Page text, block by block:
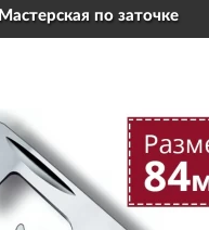
Мастерская по заточке